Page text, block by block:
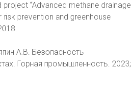
“Advanced methane drainage
prevention and greenhouse
А.В. Безопасность
Горная промышленность. 2023;